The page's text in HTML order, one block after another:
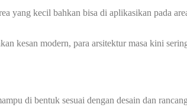
yang kecil bahkan bisa di aplikasikan pada
kesan modern, para arsitektur masa kini
di bentuk sesuai dengan desain dan